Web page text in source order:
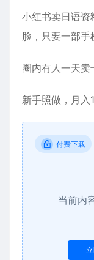
小红书卖日语资
脸，只要一部手
圈内有人一天
新手照做，月入
付费下载
当前内